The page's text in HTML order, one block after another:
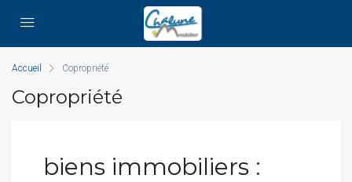
Accueil Copropriété
Copropriété
biens immobiliers :